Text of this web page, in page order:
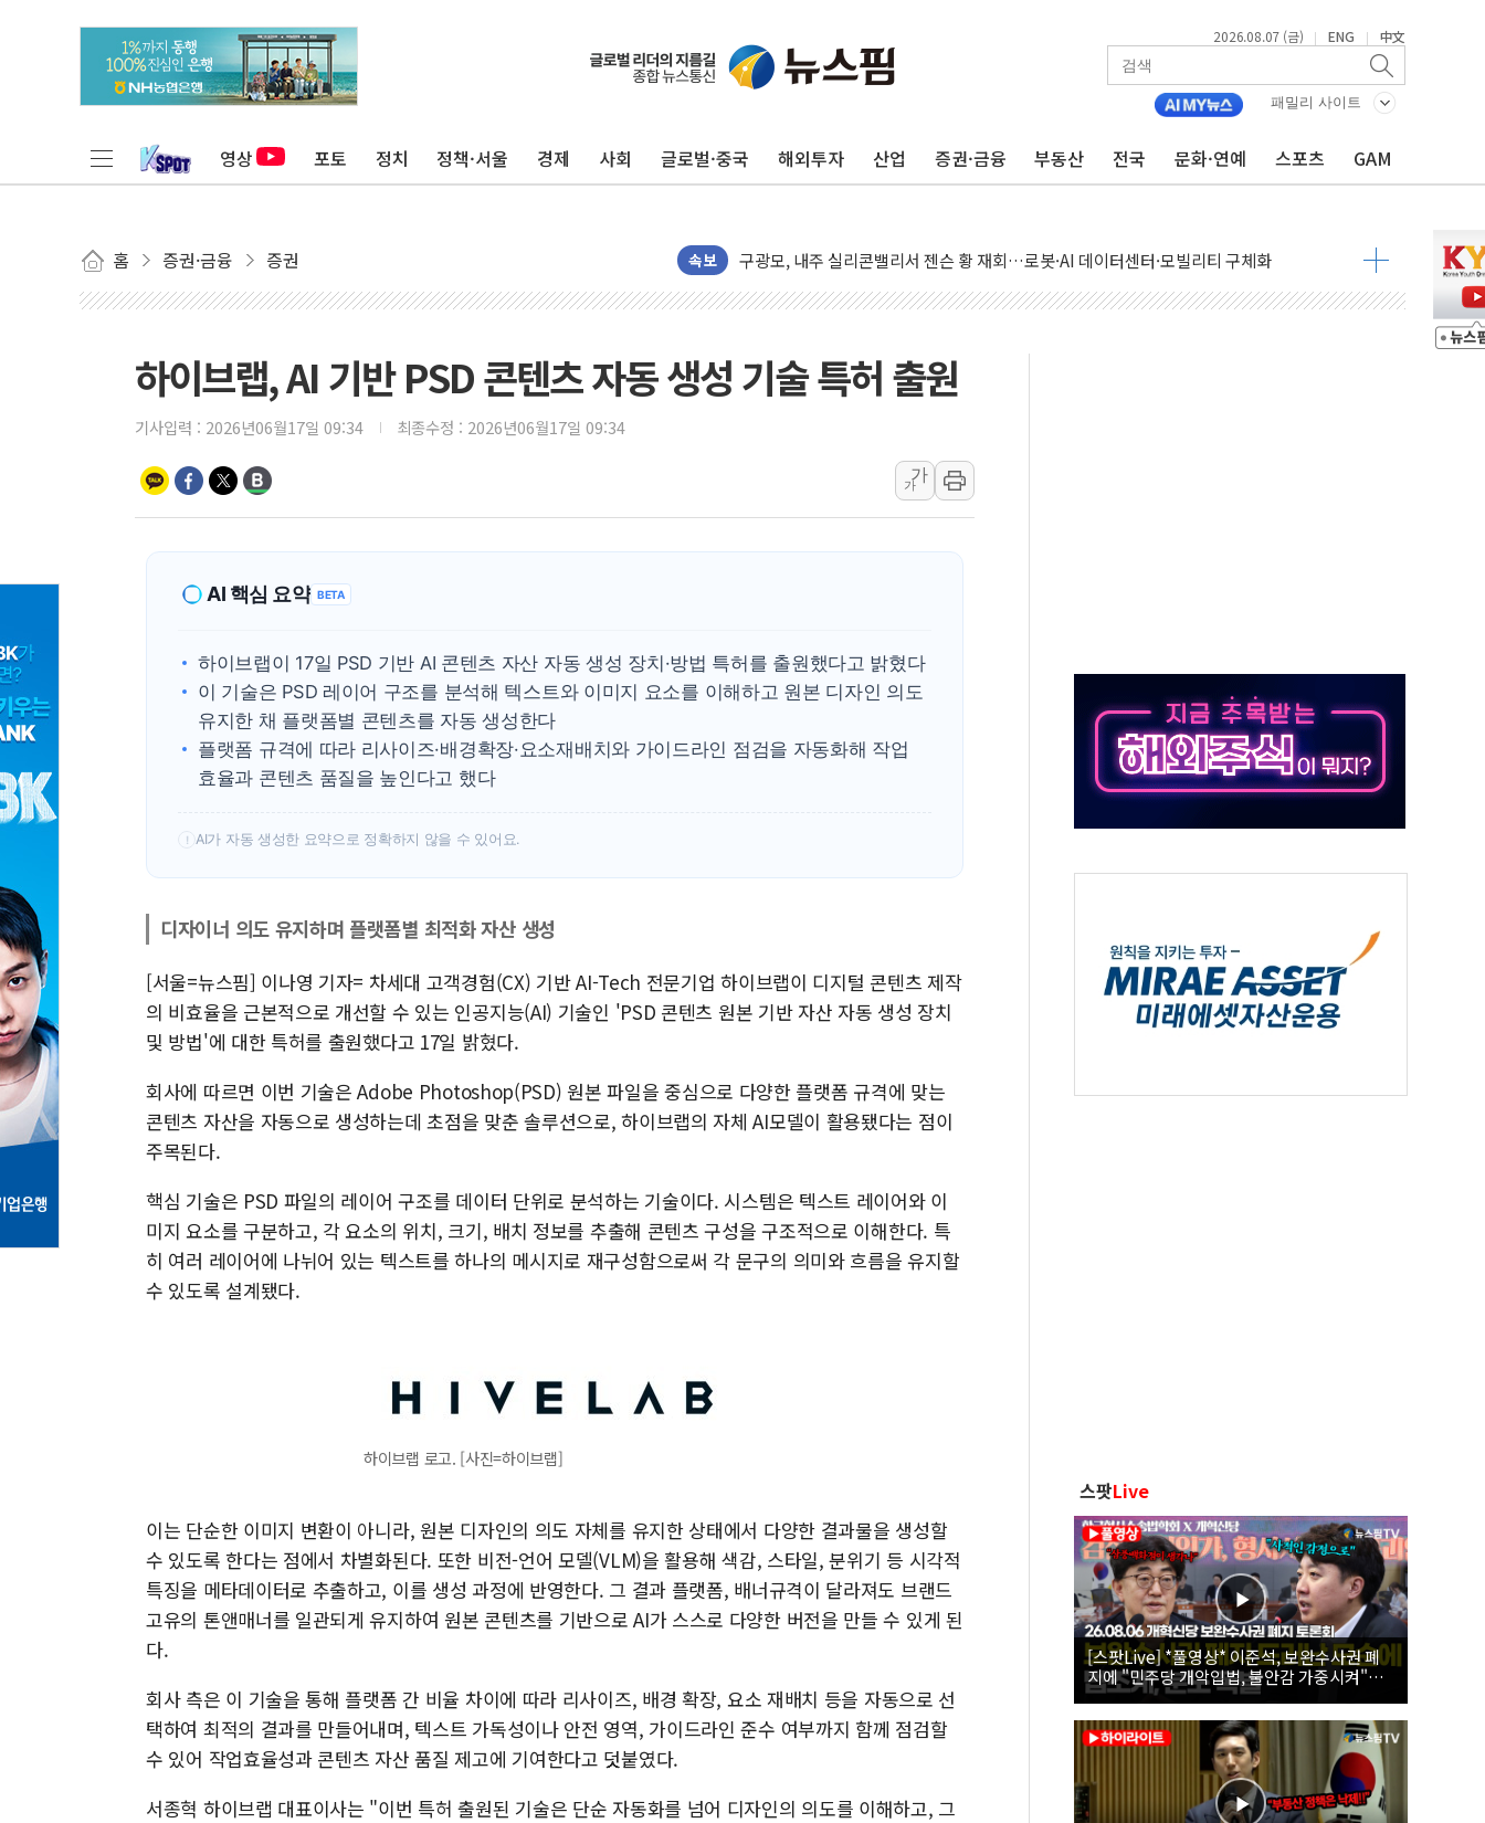
2026.08.07 (금) | ENG | 中文
패밀리 사이트
영상 포토 정치 정책·서울 경제 사회 글로벌·중국 해외투자 산업 증권·금융 부동산 전국 문화·연예 스포츠 GAM
홈 증권·금융 증권 속보
유럽증시, 견조한 실적 소화하며 대부분 상승… "2분기 기업 순이익 21% 증가" 전망
구광모, 내주 실리콘밸리서 젠슨 황 재회…로봇·AI 데이터센터·모빌리티 구체화
뉴욕증시 개장 전 특징주...모더나·아이온큐·도어대시↑ VS 샌디스크·피그마·앱러빈↓
뉴욕증시 프리뷰, 미 주가선물 AI주 차익실현 속 혼조세...웨스턴디지털·샌디스크↓
청와대, 북한 단거리 탄도미사일 발사에 긴급 안보 점검회의
[인도증시] 중동 긴장 완화에 실적 호조까지, 상승...호실적 보고 기업 상승세 뚜렷
러, 1인칭시점 드론으로 우크라 민간인 '사파리' 공격… 시민들 공포감 극대화 전략
[베트남 증시] 지수 하락 속 'DGC' 임시 주총 기대감에 홀로 상한가…마진 잔액은 사상 최고
'월가의 황제' 다이먼 "금융시장 레버리지 위험수위…숨은 차입이 더 큰 변수"
해군 1함대 창설 80주년…지역과 함께하는 '선봉'의 대민 봉사
[3보] 북, 원산서 동해로 단거리 탄도미사일 1발 발사… 올해 10번째·42일 만 도발
우크라 드론 전술, 중남미 콜롬비아에 새 안보 위기… 반군·마약카르텔이 습득해 전투 활용
동해해경, 독도 해상서 부유물 감긴 어선 구조
주한미군 "오산기지 누출, 백린 아닌 무해한 표면 부식 물질"
하이브랩, AI 기반 PSD 콘텐츠 자동 생성 기술 특허 출원
기사입력 : 2026년06월17일 09:34 최종수정 : 2026년06월17일 09:34
가
가
AI 핵심 요약 BETA
하이브랩이 17일 PSD 기반 AI 콘텐츠 자산 자동 생성 장치·방법 특허를 출원했다고 밝혔다
이 기술은 PSD 레이어 구조를 분석해 텍스트와 이미지 요소를 이해하고 원본 디자인 의도
유지한 채 플랫폼별 콘텐츠를 자동 생성한다
플랫폼 규격에 따라 리사이즈·배경확장·요소재배치와 가이드라인 점검을 자동화해 작업
효율과 콘텐츠 품질을 높인다고 했다
! AI가 자동 생성한 요약으로 정확하지 않을 수 있어요.
디자이너 의도 유지하며 플랫폼별 최적화 자산 생성
[서울=뉴스핌] 이나영 기자= 차세대 고객경험(CX) 기반 AI-Tech 전문기업 하이브랩이 디지털 콘텐츠 제작
의 비효율을 근본적으로 개선할 수 있는 인공지능(AI) 기술인 'PSD 콘텐츠 원본 기반 자산 자동 생성 장치
및 방법'에 대한 특허를 출원했다고 17일 밝혔다.
회사에 따르면 이번 기술은 Adobe Photoshop(PSD) 원본 파일을 중심으로 다양한 플랫폼 규격에 맞는
콘텐츠 자산을 자동으로 생성하는데 초점을 맞춘 솔루션으로, 하이브랩의 자체 AI모델이 활용됐다는 점이
주목된다.
핵심 기술은 PSD 파일의 레이어 구조를 데이터 단위로 분석하는 기술이다. 시스템은 텍스트 레이어와 이
미지 요소를 구분하고, 각 요소의 위치, 크기, 배치 정보를 추출해 콘텐츠 구성을 구조적으로 이해한다. 특
히 여러 레이어에 나뉘어 있는 텍스트를 하나의 메시지로 재구성함으로써 각 문구의 의미와 흐름을 유지할
수 있도록 설계됐다.
하이브랩 로고. [사진=하이브랩]
이는 단순한 이미지 변환이 아니라, 원본 디자인의 의도 자체를 유지한 상태에서 다양한 결과물을 생성할
수 있도록 한다는 점에서 차별화된다. 또한 비전-언어 모델(VLM)을 활용해 색감, 스타일, 분위기 등 시각적
특징을 메타데이터로 추출하고, 이를 생성 과정에 반영한다. 그 결과 플랫폼, 배너규격이 달라져도 브랜드
고유의 톤앤매너를 일관되게 유지하여 원본 콘텐츠를 기반으로 AI가 스스로 다양한 버전을 만들 수 있게 된
다.
회사 측은 이 기술을 통해 플랫폼 간 비율 차이에 따라 리사이즈, 배경 확장, 요소 재배치 등을 자동으로 선
택하여 최적의 결과를 만들어내며, 텍스트 가독성이나 안전 영역, 가이드라인 준수 여부까지 함께 점검할
수 있어 작업효율성과 콘텐츠 자산 품질 제고에 기여한다고 덧붙였다.
서종혁 하이브랩 대표이사는 "이번 특허 출원된 기술은 단순 자동화를 넘어 디자인의 의도를 이해하고, 그
스팟Live
[스팟Live] *풀영상* 이준석, 보완수사권 폐
지에 "민주당 개악입법, 불안감 가중시켜"｜
26.08.06 개혁신당 보완수사권 폐지 토론회